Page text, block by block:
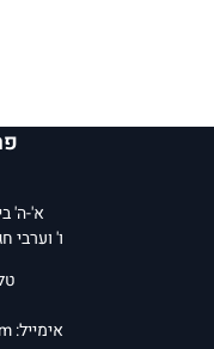
א'-ה' בין
ו' וערבי חג'
אימייל: